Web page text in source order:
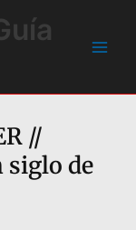
//
siglo de